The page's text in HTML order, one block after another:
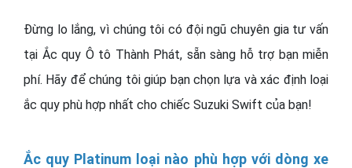
Đừng lo lắng, vì chúng tôi có đội ngũ chuyên gia tư vấn
tại Ắc quy Ô tô Thành Phát, sẵn sàng hỗ trợ bạn miễn
phí. Hãy để chúng tôi giúp bạn chọn lựa và xác định loại
ắc quy phù hợp nhất cho chiếc Suzuki Swift của bạn!
Ắc quy Platinum loại nào phù hợp với dòng xe